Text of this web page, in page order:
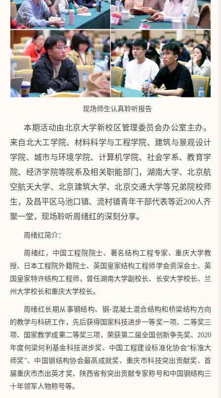
现场师生认真聆听报告
本期活动由北京大学新校区管理委员会办公室主办。
来自北大工学院、材料科学与工程学院、建筑与景观设计
学院、城市与环境学院、计算机学院、社会学系、教育学
院、经济学院等院系及相关职能部门，湖南大学、北京航
空航天大学、北京建筑大学、北京交通大学等兄弟院校师
生，及昌平区马池口镇、流村镇青年干部代表等近200人齐
聚一堂，现场聆听周绪红的深刻分享。
周绪红简介：
周绪红，中国工程院院士、著名结构工程专家、重庆大学教
授、日本工程院外籍院士、英国皇家结构工程师学会资深会士、英
国皇家特许结构工程师，曾任湖南大学副校长、长安大学校长、兰
州大学校长和重庆大学校长。
周绪红长期从事钢结构、钢-混凝土混合结构和桥梁结构方向
的教学与科研工作，先后获得国家科技进步一等奖一项、二等奖三
项、国家教学成果二等奖三项，荣获第二届全国创新争先奖、2020
年度何梁何利基金科技进步奖、中国工程建设标准化协会“标准大
师奖”、中国钢结构协会最高成就奖、重庆市科技突出贡献奖、首
届重庆市杰出英才奖、陕西省有突出贡献专家称号和中国钢结构三
十年领军人物称号等。